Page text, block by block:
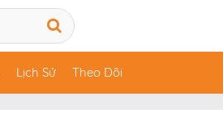
Lịch Sử Theo Dõi